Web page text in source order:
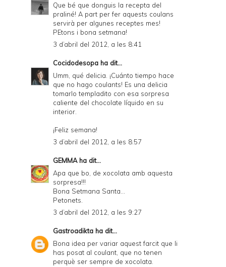
l
y
a
d
P
D
Que bé que donguis la recepta del
praliné! A part per fer aquests coulans
servirà per algunes receptes mes!
PEtons i bona setmana!
3 d’abril del 2012, a les 8:41
Cocidodesopa ha dit...
Umm, qué delicia. ¡Cuánto tiempo hace
que no hago coulants! Es una delicia
tomarlo templadito con esa sorpresa
caliente del chocolate líquido en su
interior.
¡Feliz semana!
3 d’abril del 2012, a les 8:57
GEMMAha dit...
Apa que bo, de xocolata amb aquesta
sorpresa!!!
Bona Setmana Santa...
Petonets.
3 d’abril del 2012, a les 9:27
Gastroadikta ha dit...
Bona idea per variar aquest farcit que li
has posat al coulant, que no tenen
perquè ser sempre de xocolata.